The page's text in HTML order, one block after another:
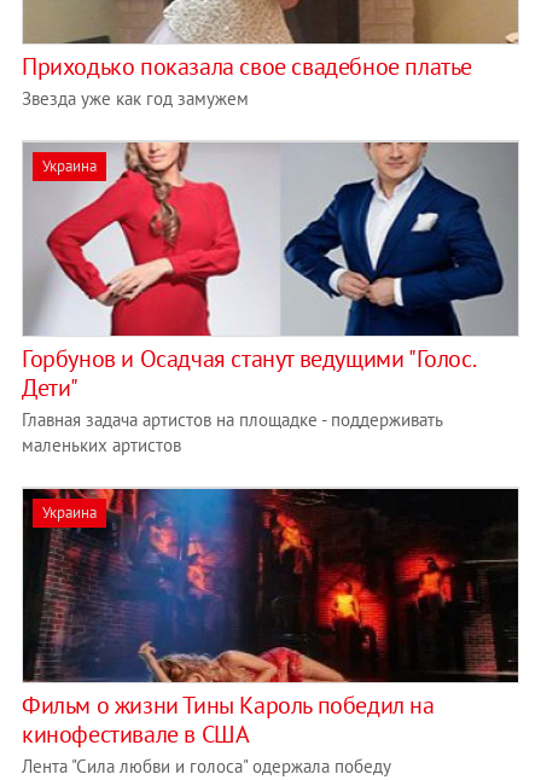
Приходько показала свое свадебное платье
Звезда уже как год замужем
Украина
Горбунов и Осадчая станут ведущими "Голос.
Дети"
Главная задача артистов на площадке - поддерживать
маленьких артистов
Украина
Фильм о жизни Тины Кароль победил на
кинофестивале в США
Лента "Сила любви и голоса" одержала победу